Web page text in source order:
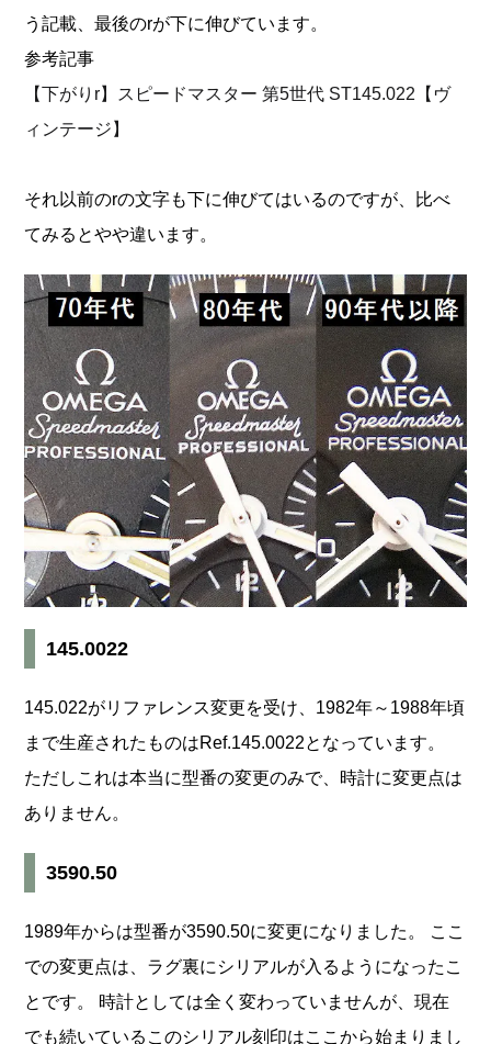
う記載、最後のrが下に伸びています。
参考記事
【下がりr】スピードマスター 第5世代 ST145.022【ヴ
ィンテージ】
それ以前のrの文字も下に伸びてはいるのですが、比べ
てみるとやや違います。
145.0022
145.022がリファレンス変更を受け、1982年～1988年頃
まで生産されたものはRef.145.0022となっています。
ただしこれは本当に型番の変更のみで、時計に変更点は
ありません。
3590.50
1989年からは型番が3590.50に変更になりました。 ここ
での変更点は、ラグ裏にシリアルが入るようになったこ
とです。 時計としては全く変わっていませんが、現在
でも続いているこのシリアル刻印はここから始まりまし